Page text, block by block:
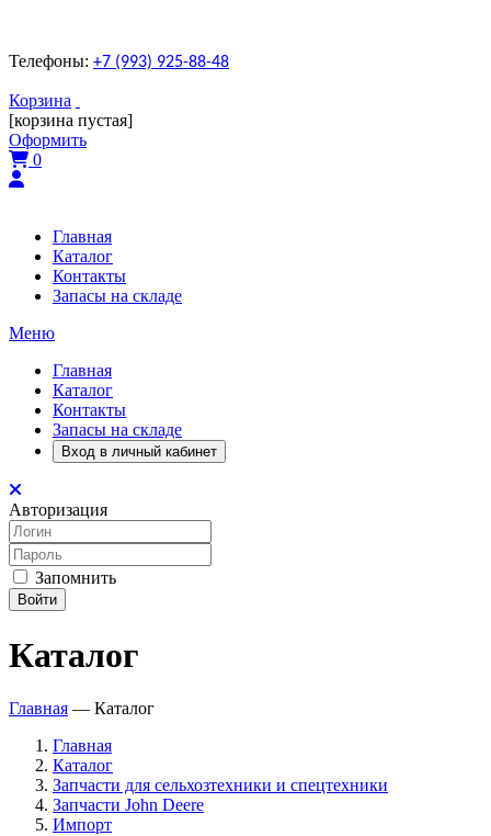
Телефоны: +7 (993) 925-88-48
Корзина
[корзина пустая]
Оформить
0
Главная
Каталог
Контакты
Запасы на складе
Меню
Главная
Каталог
Контакты
Запасы на складе
Вход в личный кабинет
Авторизация
Запомнить
Войти
Каталог
Главная — Каталог
Главная
Каталог
Запчасти для сельхозтехники и спецтехники
Запчасти John Deere
Импорт